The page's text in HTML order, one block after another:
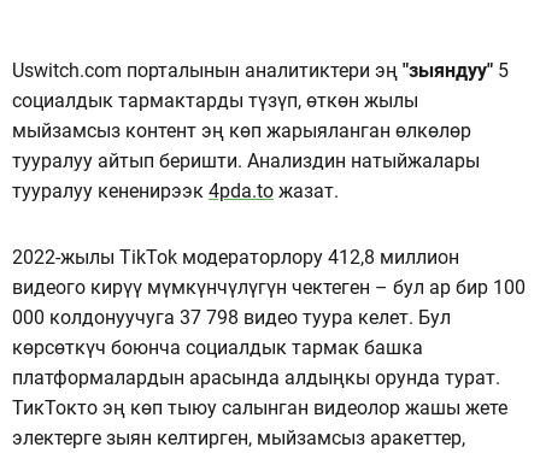
Uswitch.com порталынын аналитиктери эң "зыяндуу" 5
социалдык тармактарды түзүп, өткөн жылы
мыйзамсыз контент эң көп жарыяланган өлкөлөр
тууралуу айтып беришти. Анализдин натыйжалары
тууралуу кененирээк 4pda.to жазат.
2022-жылы TikTok модераторлору 412,8 миллион
видеого кирүү мүмкүнчүлүгүн чектеген – бул ар бир 100
000 колдонуучуга 37 798 видео туура келет. Бул
көрсөткүч боюнча социалдык тармак башка
платформалардын арасында алдыңкы орунда турат.
ТикТокто эң көп тыюу салынган видеолор жашы жете
электерге зыян келтирген, мыйзамсыз аракеттер,